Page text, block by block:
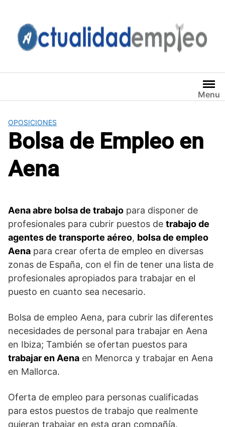
contenido
Menu
OPOSICIONES
Bolsa de Empleo en
Aena
Aena abre bolsa de trabajo para disponer de
profesionales para cubrir puestos de trabajo de
agentes de transporte aéreo, bolsa de empleo
Aena para crear oferta de empleo en diversas
zonas de España, con el fin de tener una lista de
profesionales apropiados para trabajar en el
puesto en cuanto sea necesario.
Bolsa de empleo Aena, para cubrir las diferentes
necesidades de personal para trabajar en Aena
en Ibiza; También se ofertan puestos para
trabajar en Aena en Menorca y trabajar en Aena
en Mallorca.
Oferta de empleo para personas cualificadas
para estos puestos de trabajo que realmente
quieran trabajar en esta gran compañía.